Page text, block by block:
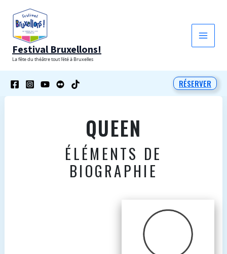
contenu
Festival Bruxellons!
La fête du théâtre tout l'été à Bruxelles
RÉSERVER
QUEEN
ÉLÉMENTS DE
BIOGRAPHIE